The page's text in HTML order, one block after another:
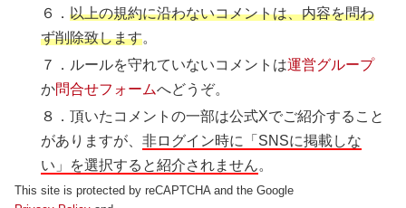
６．以上の規約に沿わないコメントは、内容を問わ
ず削除致します。
７．ルールを守れていないコメントは運営グループ
か問合せフォームへどうぞ。
８．頂いたコメントの一部は公式Xでご紹介すること
がありますが、非ログイン時に「SNSに掲載しな
い」を選択すると紹介されません。
This site is protected by reCAPTCHA and the Google